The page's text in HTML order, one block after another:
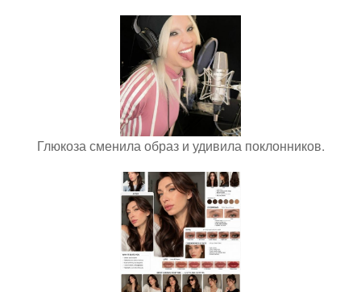
Глюкоза сменила образ и удивила поклонников.